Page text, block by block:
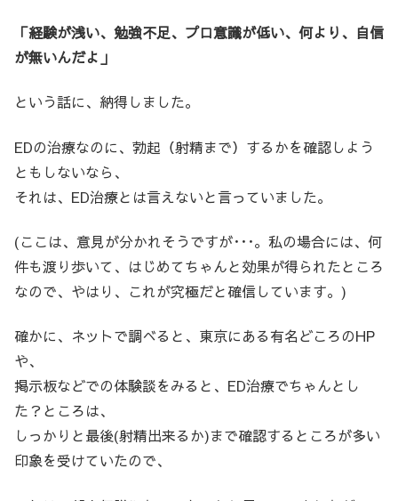
「経験が浅い、勉強不足、プロ意識が低い、何より、自信
が無いんだよ」
という話に、納得しました。
EDの治療なのに、勃起（射精まで）するかを確認しよう
ともしないなら、
それは、ED治療とは言えないと言っていました。
(ここは、意見が分かれそうですが･･･。私の場合には、何
件も渡り歩いて、はじめてちゃんと効果が得られたところ
なので、やはり、これが究極だと確信しています。)
確かに、ネットで調べると、東京にある有名どころのHP
や、
掲示板などでの体験談をみると、ED治療でちゃんとし
た？ところは、
しっかりと最後(射精出来るか)まで確認するところが多い
印象を受けていたので、